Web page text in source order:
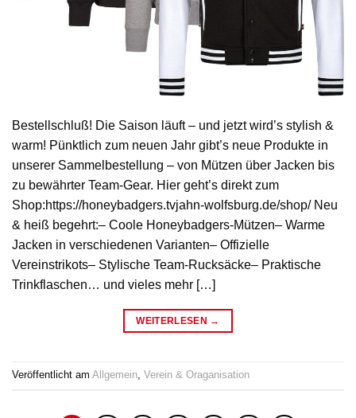
Bestellschluß! Die Saison läuft – und jetzt wird’s stylish &
warm! Pünktlich zum neuen Jahr gibt’s neue Produkte in
unserer Sammelbestellung – von Mützen über Jacken bis
zu bewährter Team-Gear. Hier geht’s direkt zum
Shop:https://honeybadgers.tvjahn-wolfsburg.de/shop/ Neu
& heiß begehrt:– Coole Honeybadgers-Mützen– Warme
Jacken in verschiedenen Varianten– Offizielle
Vereinstrikots– Stylische Team-Rucksäcke– Praktische
Trinkflaschen… und vieles mehr […]
WEITERLESEN →
Veröffentlicht am Allgemein, Verein & Oraganisation